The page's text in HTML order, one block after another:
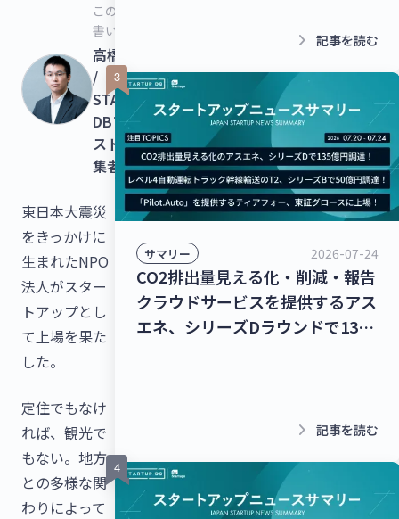
この記事を
書いた人
高橋史弥
/
STARTUP
DBアナリ
スト・編
集者
東日本大震災
をきっかけに
生まれたNPO
法人がスター
トアップとし
て上場を果た
した。
定住でもなけ
れば、観光で
もない。地方
との多様な関
わりによって
達！【最新スタートアップニュー
keyboard_arrow_right 記事を読む
サマリー 2026-07-24
CO2排出量見える化・削減・報告
クラウドサービスを提供するアス
エネ、シリーズDラウンドで135
円を調達！【最新スタートアップ
keyboard_arrow_right 記事を読む